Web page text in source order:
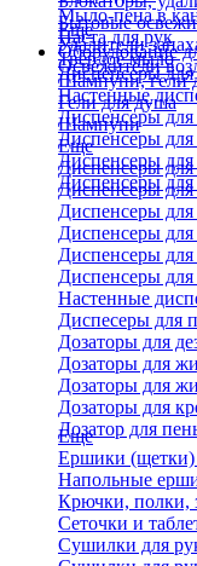
Мыло-пена в
Паста для рук
Твердое мыло
Шампуни, гели
Гели для душа
Шампуни
Бытовые
Удалители
Освежители
Еще
Оборудование
Диспенсеры
Настенные
Диспенсеры
Диспенсеры
Диспенсеры
Диспенсеры
Еще
Диспенсеры
Диспенсеры для
Диспенсеры для
Диспенсеры для
Диспенсеры для
Диспенсеры
Настенные
Диспесеры для
Дозаторы для
Дозаторы для
Дозаторы для
Дозаторы для
Дозатор для
Еще
Ершики (щетки)
Напольные
Крючки, полки,
Сеточки и
Сушилки для